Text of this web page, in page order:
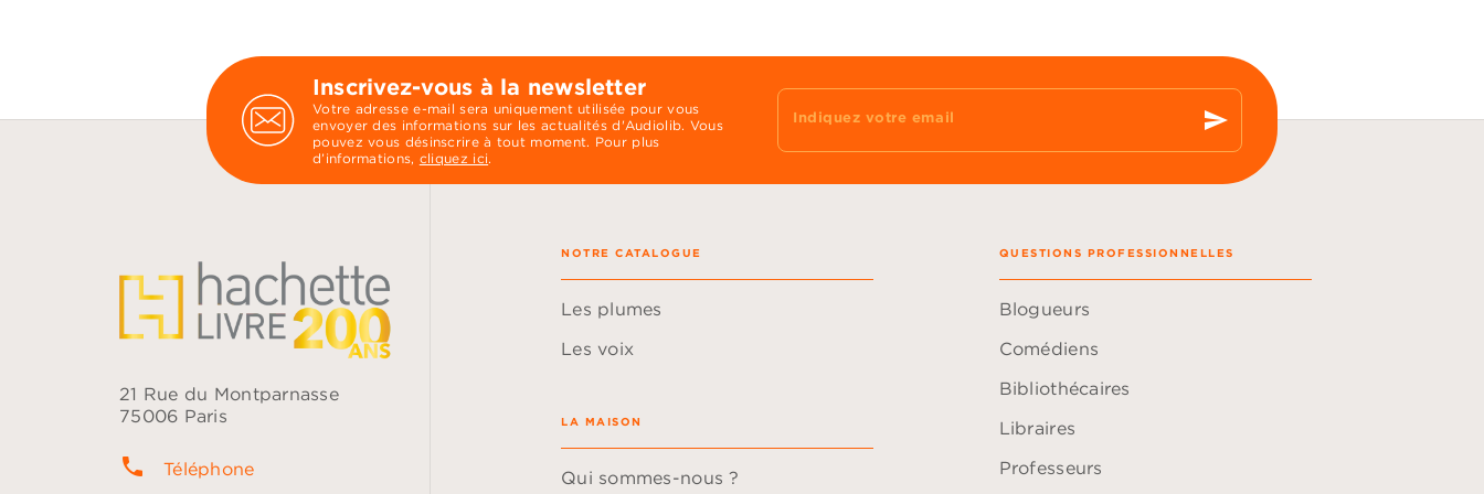
Inscrivez-vous à la newsletter
Votre adresse e-mail sera uniquement utilisée pour vous
envoyer des informations sur les actualités d'Audiolib. Vous
pouvez vous désinscrire à tout moment. Pour plus
d’informations, cliquez ici.
Indiquez votre email send
21 Rue du Montparnasse
75006 Paris
phone Téléphone
NOTRE CATALOGUE
Les plumes
Les voix
LA MAISON
Qui sommes-nous ?
QUESTIONS PROFESSIONNELLES
Blogueurs
Comédiens
Bibliothécaires
Libraires
Professeurs